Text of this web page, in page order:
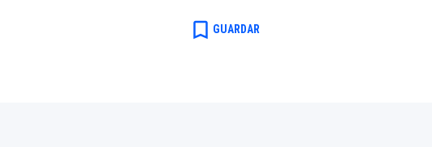
bookmark_border GUARDAR